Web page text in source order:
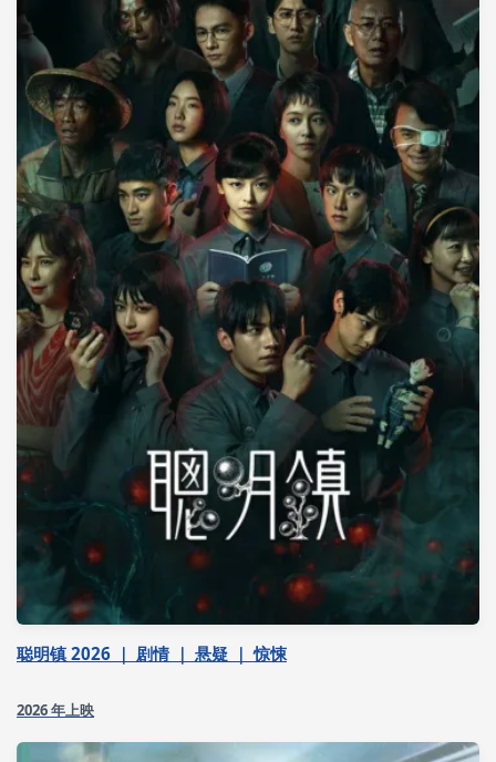
聪明镇 2026 ｜ 剧情 ｜ 悬疑 ｜ 惊悚
2026 年上映